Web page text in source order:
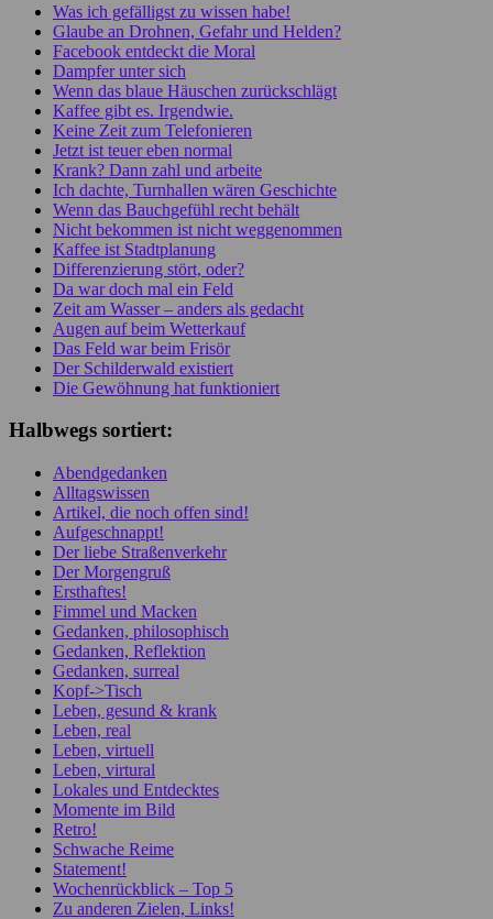
Was ich gefälligst zu wissen habe!
Glaube an Drohnen, Gefahr und Helden?
Facebook entdeckt die Moral
Dampfer unter sich
Wenn das blaue Häuschen zurückschlägt
Kaffee gibt es. Irgendwie.
Keine Zeit zum Telefonieren
Jetzt ist teuer eben normal
Krank? Dann zahl und arbeite
Ich dachte, Turnhallen wären Geschichte
Wenn das Bauchgefühl recht behält
Nicht bekommen ist nicht weggenommen
Kaffee ist Stadtplanung
Differenzierung stört, oder?
Da war doch mal ein Feld
Zeit am Wasser – anders als gedacht
Augen auf beim Wetterkauf
Das Feld war beim Frisör
Der Schilderwald existiert
Die Gewöhnung hat funktioniert
Halbwegs sortiert:
Abendgedanken
Alltagswissen
Artikel, die noch offen sind!
Aufgeschnappt!
Der liebe Straßenverkehr
Der Morgengruß
Ersthaftes!
Fimmel und Macken
Gedanken, philosophisch
Gedanken, Reflektion
Gedanken, surreal
Kopf->Tisch
Leben, gesund & krank
Leben, real
Leben, virtuell
Leben, virtural
Lokales und Entdecktes
Momente im Bild
Retro!
Schwache Reime
Statement!
Wochenrückblick – Top 5
Zu anderen Zielen, Links!